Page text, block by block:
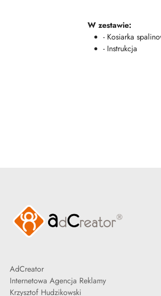
W zestawie:
- Kosiarka
- Instrukcja
AdCreator
Internetowa Agencja Reklamy
Krzysztof Hudzikowski